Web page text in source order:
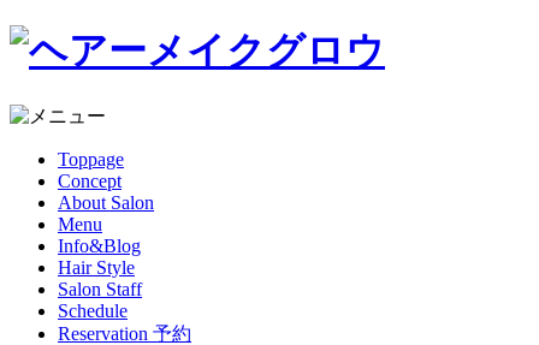
Toppage
Concept
About Salon
Menu
Info&Blog
Hair Style
Salon Staff
Schedule
Reservation 予約